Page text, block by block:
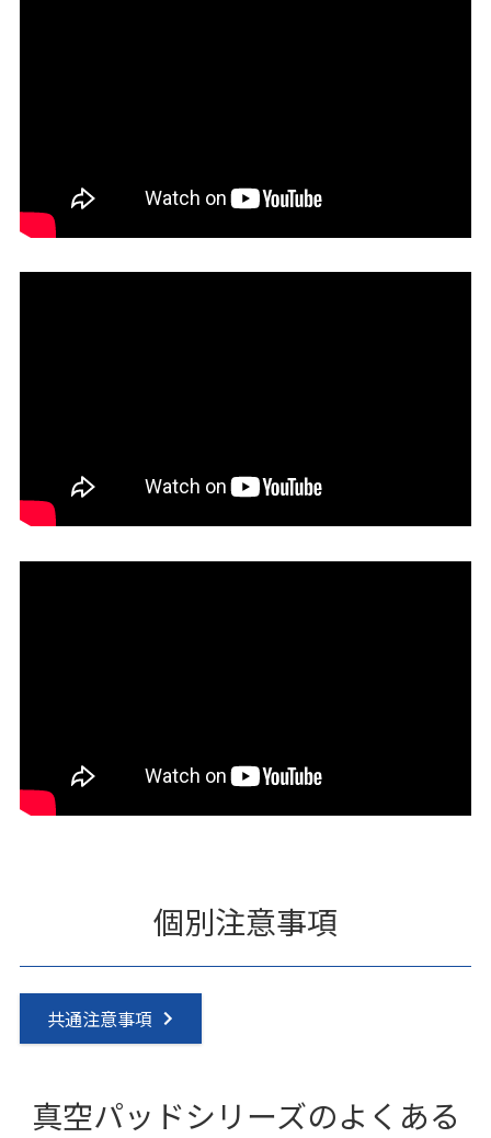
個別注意事項
共通注意事項
真空パッドシリーズのよくある